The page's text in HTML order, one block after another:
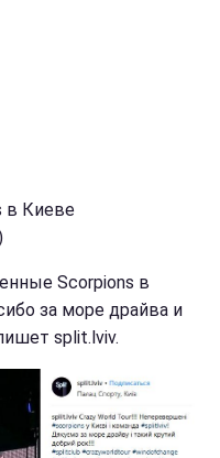
в Киеве
Scorpions в
за море драйва и
split.lviv.